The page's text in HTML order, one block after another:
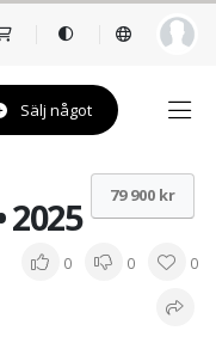
Sälj något
2025
0 0 0
79 900 kr